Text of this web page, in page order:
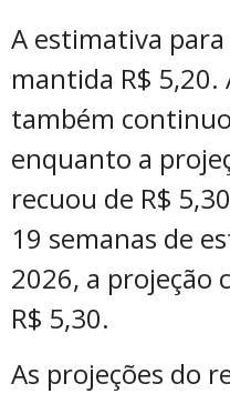
A estimativa
mantida R$
também
enquanto a
recuou de R$
19 semanas de
2026, a projeção
R$ 5,30.
As projeções do